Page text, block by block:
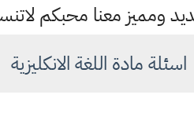
ومميز معنا محبكم
اسئلة مادة اللغة الانكليزية